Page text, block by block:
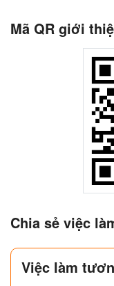
Mã QR giới
Chia sẻ việc
Việc làm